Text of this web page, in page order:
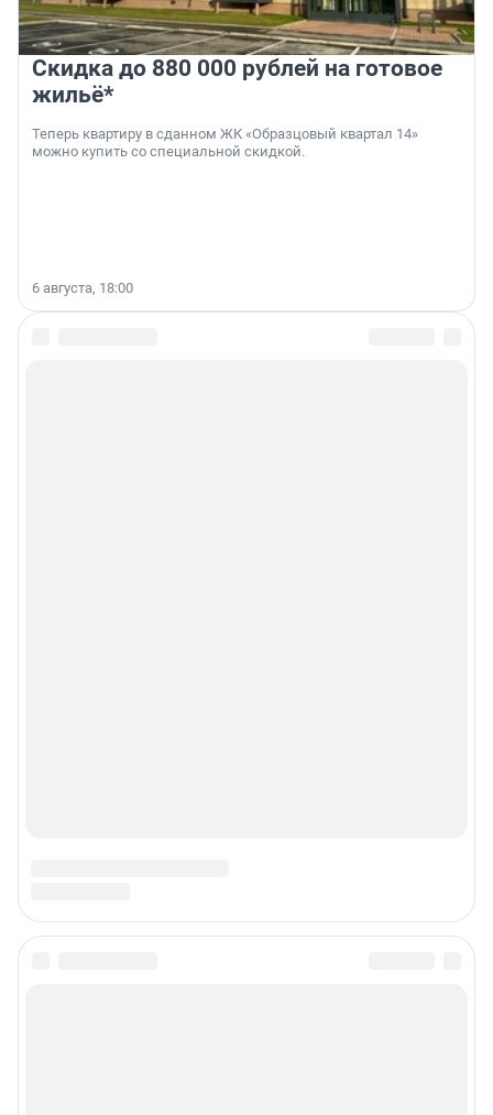
Скидка до 880 000 рублей на готовое
жильё*
Теперь квартиру в сданном ЖК «Образцовый квартал 14»
можно купить со специальной скидкой.
6 августа, 18:00